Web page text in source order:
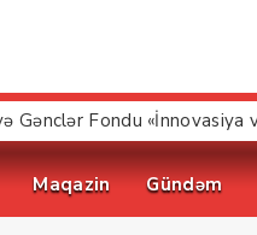
Maqazin Gündəm